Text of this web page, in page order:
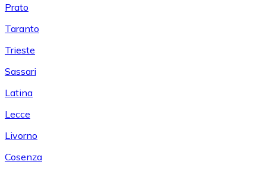
Prato
Taranto
Trieste
Sassari
Latina
Lecce
Livorno
Cosenza